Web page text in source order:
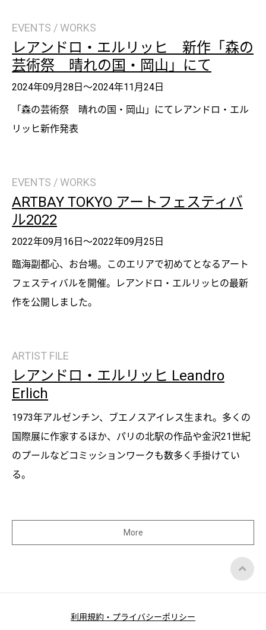
EVENTS / WORKS
レアンドロ・エルリッヒ 新作「森の
芸術祭 晴れの国・岡山」にて
2024年09月28日～2024年11月24日
「森の芸術祭 晴れの国・岡山」にてレアンドロ・エル
リッヒ新作発表
EVENTS / WORKS
ARTBAY TOKYO アートフェスティバ
ル2022
2022年09月16日～2022年09月25日
臨海副都心、お台場。このエリアで初めてとなるアート
フェスティバルを開催。レアンドロ・エルリッヒの最新
作を公開しました。
ARTIST FILE
レアンドロ・エルリッヒ Leandro
Erlich
1973年アルゼンチン、ブエノスアイレス生まれ。多くの
国際展に作家するほか、パリの北駅の作品や金沢21世紀
のプールなどコミッションワークも数多く手掛けてい
る。
More
利用規約・プライバシーポリシー